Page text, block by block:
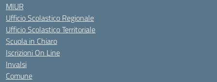
MIUR
Ufficio Scolastico Regionale
Ufficio Scolastico Territoriale
Scuola in Chiaro
Iscrizioni On Line
Invalsi
Comune